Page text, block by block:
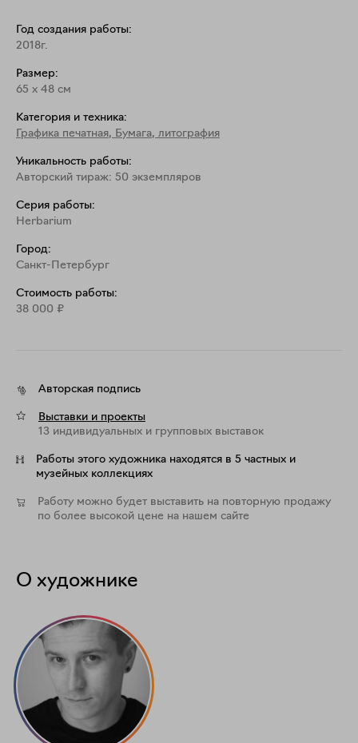
Год создания работы:
2018г.
Размер:
65 x 48 см
Категория и техника:
Графика печатная, Бумага, литография
Уникальность работы:
Авторский тираж: 50 экземпляров
Серия работы:
Herbarium
Город:
Санкт-Петербург
Стоимость работы:
38 000 ₽
Авторская подпись
Выставки и проекты
13 индивидуальных и групповых выставок
Работы этого художника находятся в 5 частных и
музейных коллекциях
Работу можно будет выставить на повторную продажу
по более высокой цене на нашем сайте
О художнике